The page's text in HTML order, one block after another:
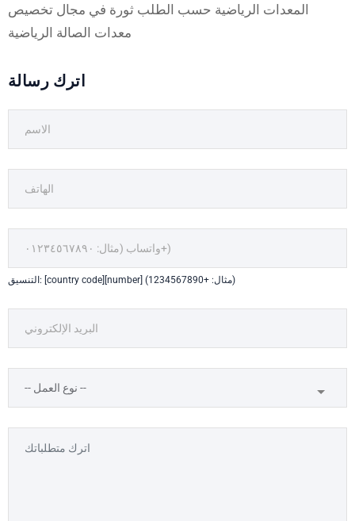
المعدات الرياضية حسب الطلب ثورة في مجال تخصيص
معدات الصالة الرياضية
اترك رسالة
التنسيق: [country code][number] (مثال: +1234567890)